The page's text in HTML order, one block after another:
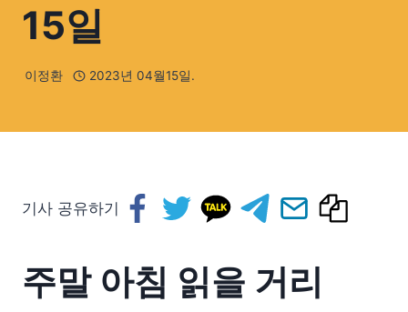
15일
이정환 2023년 04월15일.
기사 공유하기
주말 아침 읽을 거리